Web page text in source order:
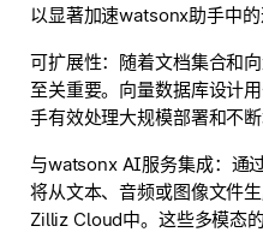
以显著加速watsonx助手中的
可扩展性：随着文档集合和
至关重要。向量数据库设计
手有效处理大规模部署和不断
与watsonx AI服务集成：通
将从文本、音频或图像文件
Zilliz Cloud中。这些多模态